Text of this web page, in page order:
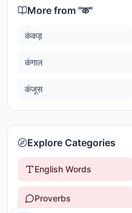
More from "क"
कंकड़
कंगाल
कंजूस
Explore Categories
English Words
Proverbs